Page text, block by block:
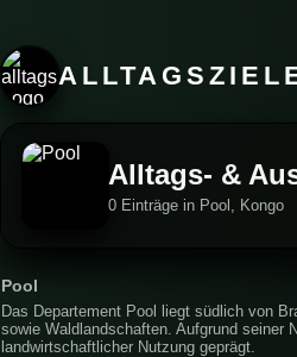
Alltags- &
0 Einträge in Pool, Kongo
Pool
Das Departement Pool liegt südlich von
sowie Waldlandschaften. Aufgrund seiner
landwirtschaftlicher Nutzung geprägt.